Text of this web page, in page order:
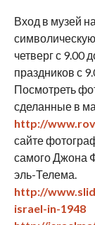
Вход в музей
четверг с 9.00
праздников с
Посмотреть
сделанные в
http://
сайте
самого Джона
эль-Телема.
http://
israel-in-1948